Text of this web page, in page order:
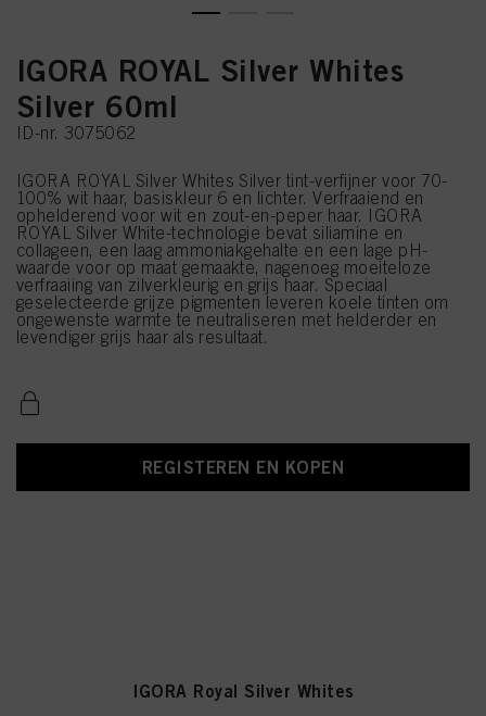
IGORA ROYAL Silver Whites
Silver 60ml
ID-nr. 3075062
IGORA ROYAL Silver Whites Silver tint-verfijner voor 70-
100% wit haar, basiskleur 6 en lichter. Verfraaiend en
ophelderend voor wit en zout-en-peper haar. IGORA
ROYAL Silver White-technologie bevat siliamine en
collageen, een laag ammoniakgehalte en een lage pH-
waarde voor op maat gemaakte, nagenoeg moeiteloze
verfraaiing van zilverkleurig en grijs haar. Speciaal
geselecteerde grijze pigmenten leveren koele tinten om
ongewenste warmte te neutraliseren met helderder en
levendiger grijs haar als resultaat.
REGISTEREN EN KOPEN
IGORA Royal Silver Whites